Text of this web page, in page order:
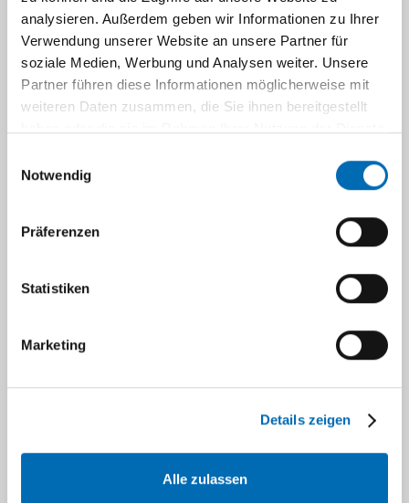
analysieren. Außerdem geben wir Informationen zu Ihrer
Verwendung unserer Website an unsere Partner für
soziale Medien, Werbung und Analysen weiter. Unsere
Partner führen diese Informationen möglicherweise mit
weiteren Daten zusammen, die Sie ihnen bereitgestellt
Notwendig
Präferenzen
Statistiken
Marketing
Details zeigen
Alle zulassen
Düsseldorf
Unterstützende Betreuung
Selbsthilfegruppen
Neoplasien